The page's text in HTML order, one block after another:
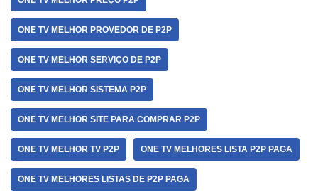
ONE TV MELHOR PROVEDOR DE P2P
ONE TV MELHOR SERVIÇO DE P2P
ONE TV MELHOR SISTEMA P2P
ONE TV MELHOR SITE PARA COMPRAR P2P
ONE TV MELHOR TV P2P ONE TV MELHORES LISTA P2P PAGA
ONE TV MELHORES LISTAS DE P2P PAGA